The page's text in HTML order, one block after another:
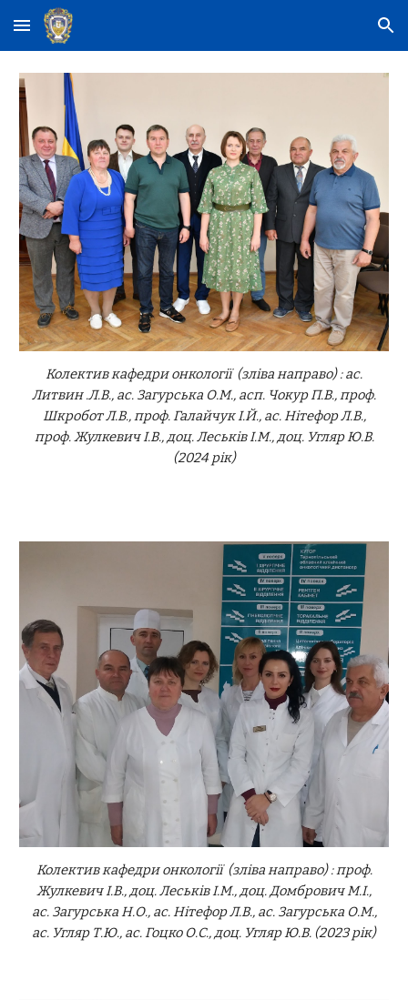
Skip to main content Skip to navigation
Колектив кафедри онкології (зліва направо) : ас.
Литвин .Л.В., ас. Загурська О.М., асп. Чокур П.В., проф.
Шкробот Л.В., проф. Галайчук І.Й., ас. Нітефор Л.В.,
проф. Жулкевич І.В., доц. Леськів І.М., доц. Угляр Ю.В.
(2024рік)
Колектив кафедри онкології (зліва направо) : проф.
Жулкевич І.В., доц. Леськів І.М., доц. Домбрович М.І.,
ас. Загурська Н.О., ас. Нітефор Л.В., ас. Загурська О.М.,
ас. Угляр Т.Ю., ас. Гоцко О.С., доц. Угляр Ю.В. (2023рік)